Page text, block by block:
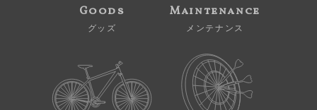
Goods
グッズ
Maintenance
メンテナンス